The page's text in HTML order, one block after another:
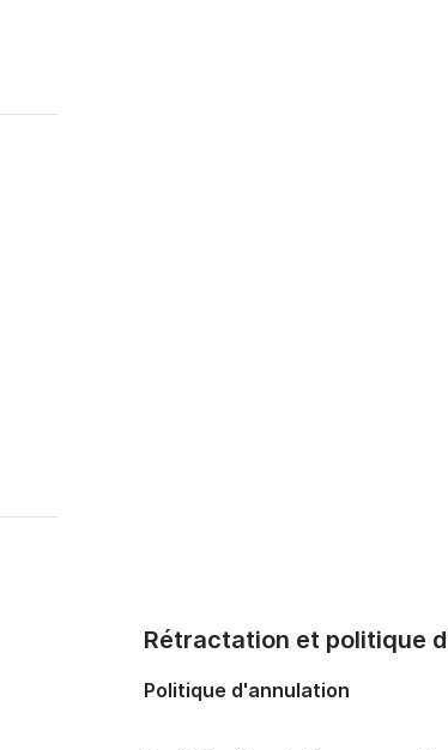
Rétractation et politique
Politique d'annulation